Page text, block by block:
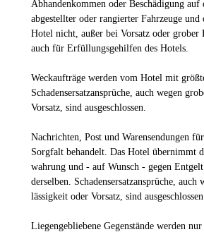
Abhandenkommen oder Beschädigung
abgestellter oder rangierter Fahrzeuge
Hotel nicht, außer bei Vorsatz oder grober
auch für Erfüllungsgehilfen des
Weckaufträge werden vom Hotel mit
Schadensersatzansprüche, auch wegen
Vorsatz, sind ausgeschlossen.
Nachrichten, Post und Warensendungen
Sorgfalt behandelt. Das Hotel übernimmt
wahrung und - auf Wunsch - gegen
derselben. Schadensersatzansprüche, auch
lässigkeit oder Vorsatz, sind
Liegengebliebene Gegenstände werden